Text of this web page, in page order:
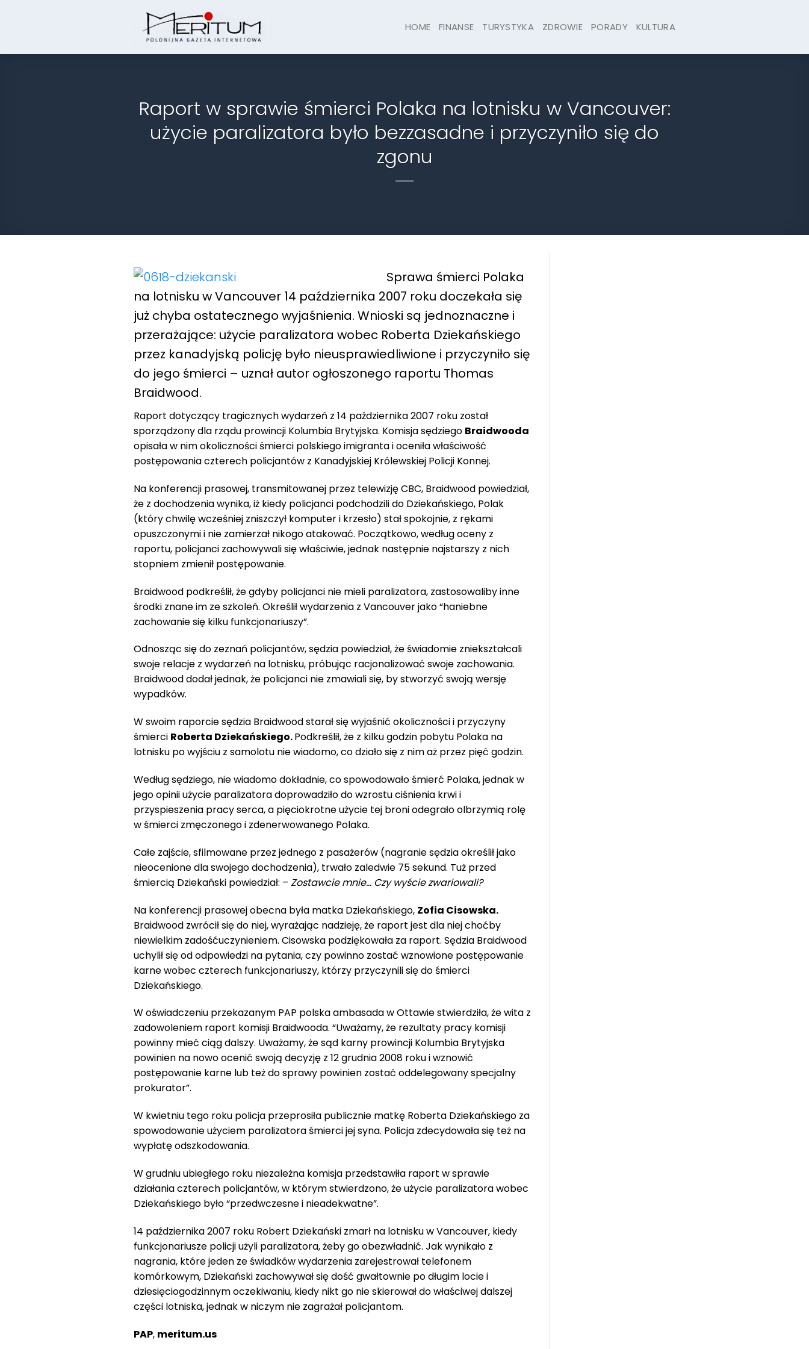
HOME FINANSE TURYSTYKA ZDROWIE PORADY KULTURA
Raport w sprawie śmierci Polaka na lotnisku w Vancouver:
użycie paralizatora było bezzasadne i przyczyniło się do
zgonu
Sprawa śmierci Polaka
na lotnisku w Vancouver 14 października 2007 roku doczekała się
już chyba ostatecznego wyjaśnienia. Wnioski są jednoznaczne i
przerażające: użycie paralizatora wobec Roberta Dziekańskiego
przez kanadyjską policję było nieusprawiedliwione i przyczyniło się
do jego śmierci – uznał autor ogłoszonego raportu Thomas
Braidwood.
Raport dotyczący tragicznych wydarzeń z 14 października 2007 roku został
sporządzony dla rządu prowincji Kolumbia Brytyjska. Komisja sędziego Braidwooda
opisała w nim okoliczności śmierci polskiego imigranta i oceniła właściwość
postępowania czterech policjantów z Kanadyjskiej Królewskiej Policji Konnej.
Na konferencji prasowej, transmitowanej przez telewizję CBC, Braidwood powiedział,
że z dochodzenia wynika, iż kiedy policjanci podchodzili do Dziekańskiego, Polak
(który chwilę wcześniej zniszczył komputer i krzesło) stał spokojnie, z rękami
opuszczonymi i nie zamierzał nikogo atakować. Początkowo, według oceny z
raportu, policjanci zachowywali się właściwie, jednak następnie najstarszy z nich
stopniem zmienił postępowanie.
Braidwood podkreślił, że gdyby policjanci nie mieli paralizatora, zastosowaliby inne
środki znane im ze szkoleń. Określił wydarzenia z Vancouver jako “haniebne
zachowanie się kilku funkcjonariuszy”.
Odnosząc się do zeznań policjantów, sędzia powiedział, że świadomie zniekształcali
swoje relacje z wydarzeń na lotnisku, próbując racjonalizować swoje zachowania.
Braidwood dodał jednak, że policjanci nie zmawiali się, by stworzyć swoją wersję
wypadków.
W swoim raporcie sędzia Braidwood starał się wyjaśnić okoliczności i przyczyny
śmierci Roberta Dziekańskiego.Podkreślił, że z kilku godzin pobytu Polaka na
lotnisku po wyjściu z samolotu nie wiadomo, co działo się z nim aż przez pięć godzin.
Według sędziego, nie wiadomo dokładnie, co spowodowało śmierć Polaka, jednak w
jego opinii użycie paralizatora doprowadziło do wzrostu ciśnienia krwi i
przyspieszenia pracy serca, a pięciokrotne użycie tej broni odegrało olbrzymią rolę
w śmierci zmęczonego i zdenerwowanego Polaka.
Całe zajście, sfilmowane przez jednego z pasażerów (nagranie sędzia określił jako
nieocenione dla swojego dochodzenia), trwało zaledwie 75 sekund. Tuż przed
śmiercią Dziekański powiedział: – Zostawcie mnie… Czy wyście zwariowali?
Na konferencji prasowej obecna była matka Dziekańskiego, Zofia Cisowska.
Braidwood zwrócił się do niej, wyrażając nadzieję, że raport jest dla niej choćby
niewielkim zadośćuczynieniem. Cisowska podziękowała za raport. Sędzia Braidwood
uchylił się od odpowiedzi na pytania, czy powinno zostać wznowione postępowanie
karne wobec czterech funkcjonariuszy, którzy przyczynili się do śmierci
Dziekańskiego.
W oświadczeniu przekazanym PAP polska ambasada w Ottawie stwierdziła, że wita z
zadowoleniem raport komisji Braidwooda. “Uważamy, że rezultaty pracy komisji
powinny mieć ciąg dalszy. Uważamy, że sąd karny prowincji Kolumbia Brytyjska
powinien na nowo ocenić swoją decyzję z 12 grudnia 2008 roku i wznowić
postępowanie karne lub też do sprawy powinien zostać oddelegowany specjalny
prokurator”.
W kwietniu tego roku policja przeprosiła publicznie matkę Roberta Dziekańskiego za
spowodowanie użyciem paralizatora śmierci jej syna. Policja zdecydowała się też na
wypłatę odszkodowania.
W grudniu ubiegłego roku niezależna komisja przedstawiła raport w sprawie
działania czterech policjantów, w którym stwierdzono, że użycie paralizatora wobec
Dziekańskiego było “przedwczesne i nieadekwatne”.
14 października 2007 roku Robert Dziekański zmarł na lotnisku w Vancouver, kiedy
funkcjonariusze policji użyli paralizatora, żeby go obezwładnić. Jak wynikało z
nagrania, które jeden ze świadków wydarzenia zarejestrował telefonem
komórkowym, Dziekański zachowywał się dość gwałtownie po długim locie i
dziesięciogodzinnym oczekiwaniu, kiedy nikt go nie skierował do właściwej dalszej
części lotniska, jednak w niczym nie zagrażał policjantom.
PAP, meritum.us